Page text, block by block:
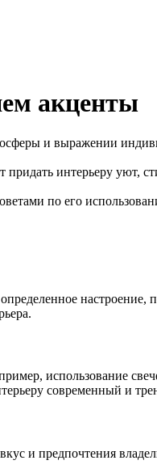
акценты
и выражении
интерьеру уют,
по его
настроение,
использование
современный и
и предпочтения